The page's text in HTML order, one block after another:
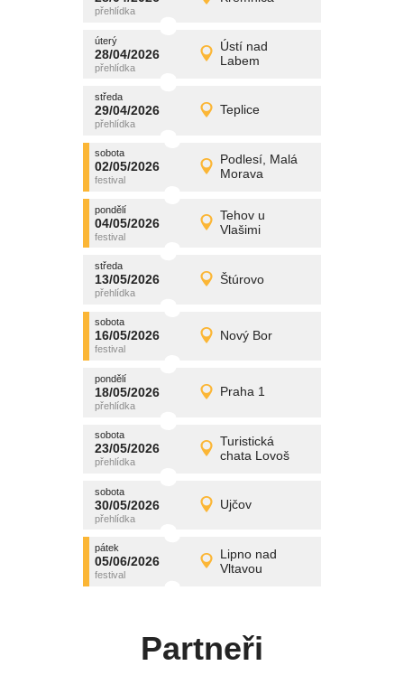
úterý Detail
úterý
28/04/2026
Ústí nad
Labem
úterý
28/04/2026 Detail
promítání
středa
29/04/2026 Teplice
středa
29/04/2026 Detail
promítání
sobota
02/05/2026
Podlesí, Malá
Morava
sobota
02/05/2026 Detail
promítání
pondělí
04/05/2026
Tehov u
Vlašimi
pondělí
04/05/2026 Detail
promítání
středa
13/05/2026 Štúrovo
středa
13/05/2026 Detail
promítání
sobota
16/05/2026 Nový Bor
sobota
16/05/2026 Detail
promítání
pondělí
18/05/2026 Praha 1
pondělí
18/05/2026 Detail
promítání
sobota
23/05/2026
Turistická
chata Lovoš
sobota
23/05/2026 Detail
promítání
sobota
30/05/2026 Ujčov
sobota
30/05/2026 Detail
promítání
pátek
05/06/2026
Lipno nad
Vltavou
pátek
05/06/2026 Detail
promítání
Partneři